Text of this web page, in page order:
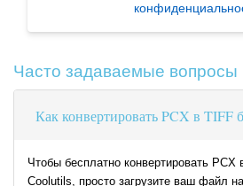
Часто задаваемые
Как конвертировать PCX в TIFF
Чтобы бесплатно конвертировать
Coolutils, просто загрузите ваш файл